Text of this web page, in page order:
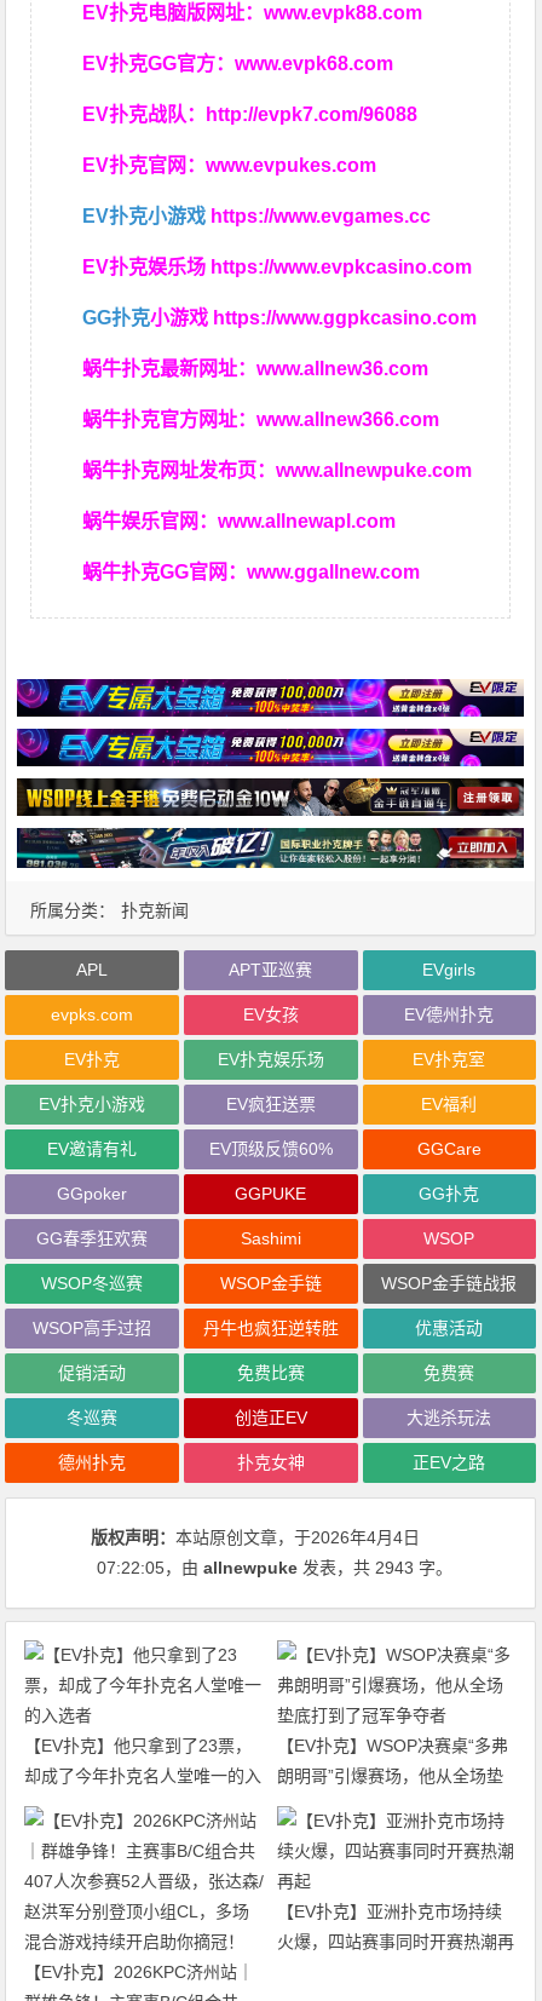
EV扑克电脑版网址：www.evpk88.com
EV扑克GG官方：www.evpk68.com
EV扑克战队： http://evpk7.com/96088
EV扑克官网：www.evpukes.com
EV扑克小游戏 https://www.evgames.cc
EV扑克娱乐场 https://www.evpkcasino.com
GG扑克小游戏 https://www.ggpkcasino.com
蜗牛扑克最新网址：www.allnew36.com
蜗牛扑克官方网址：www.allnew366.com
蜗牛扑克网址发布页：www.allnewpuke.com
蜗牛娱乐官网：www.allnewapl.com
蜗牛扑克GG官网：www.ggallnew.com
所属分类： 扑克新闻
APL APT亚巡赛 EVgirls
evpks.com EV女孩 EV德州扑克
EV扑克 EV扑克娱乐场 EV扑克室
EV扑克小游戏 EV疯狂送票 EV福利
EV邀请有礼 EV顶级反馈60% GGCare
GGpoker GGPUKE GG扑克
GG春季狂欢赛 Sashimi WSOP
WSOP冬巡赛 WSOP金手链 WSOP金手链战报
WSOP高手过招 丹牛也疯狂逆转胜 优惠活动
促销活动 免费比赛 免费赛
冬巡赛 创造正EV 大逃杀玩法
德州扑克 扑克女神 正EV之路
版权声明：本站原创文章，于2026年4月4日
07:22:05，由allnewpuke 发表，共 2943 字。
【EV扑克】他只拿到了23票，
却成了今年扑克名人堂唯一的入
选者
【EV扑克】WSOP决赛桌“多弗
朗明哥”引爆赛场，他从全场垫
底打到了冠军争夺者
【EV扑克】2026KPC济州站｜
【EV扑克】亚洲扑克市场持续
火爆，四站赛事同时开赛热潮再